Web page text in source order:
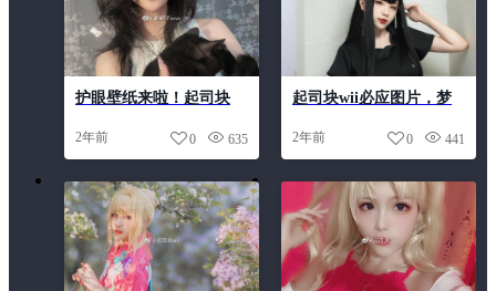
护眼壁纸来啦！起司块
2年前 635
0
起司块wii必应图片，梦
2年前 441
0